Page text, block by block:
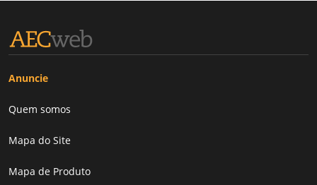
Anuncie
Quem somos
Mapa do Site
Mapa de Produto